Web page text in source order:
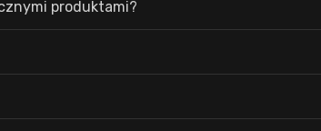
produktami?